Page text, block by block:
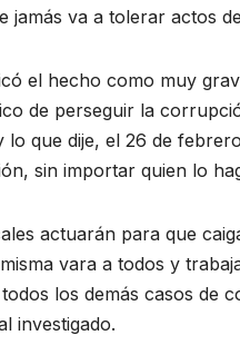
jamás va a tolerar actos
el hecho como muy
de perseguir la
lo que dije, el 26 de
sin importar quien lo
actuarán para que
vara a todos y
los demás casos de
investigado.